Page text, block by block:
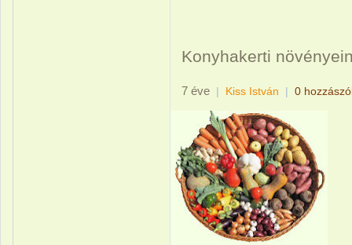
Konyhakerti
7 éve | Kiss István | 0